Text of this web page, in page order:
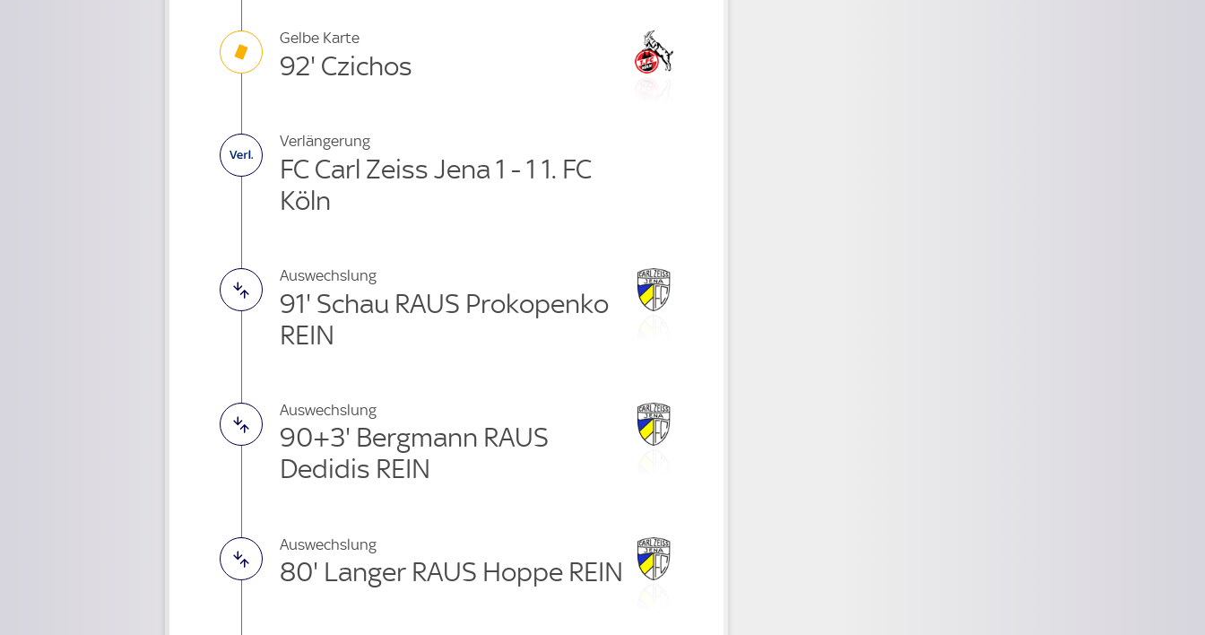
Gelbe Karte
92' Czichos
Verlängerung
FC Carl Zeiss Jena 1 - 1 1. FC
Köln
Auswechslung
91' Schau RAUS Prokopenko
REIN
Auswechslung
90+3' Bergmann RAUS
Dedidis REIN
Auswechslung
80' Langer RAUS Hoppe REIN